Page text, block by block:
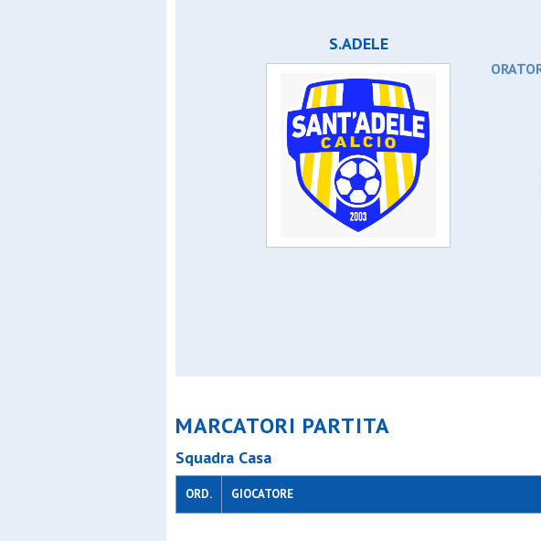
S.carlo muggiò
S.luigi cormano
S.luigi trenno
S.vittore
San martino
Sanrocco calcio
Sportinzona
Virtus bovisio
Virtus cornaredo
Virtus mi
S.ADELE
MARCATORI PARTITA
Squadra Casa
ORD. GIOCATORE